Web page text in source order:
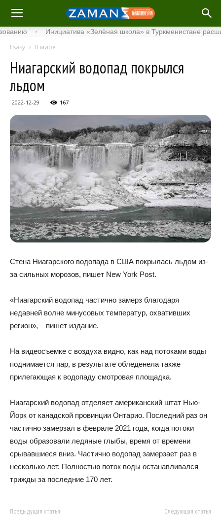
· Инициатива «Зелёная школа» в Туркменистане расширяет
Esasy В мире
Ниагарский водопад покрылся
льдом
2022-12-29 167
Стена Ниагарского водопада в США покрылась льдом из-
за сильных морозов, пишет New York Post.
«Ниагарский водопад частично замерз благодаря
недавней волне минусовых температур, охвативших
регион», – пишет издание.
На видеосъемке с воздуха видно, как над потоками воды
поднимается пар, в результате обледенела также
прилегающая к водопаду смотровая площадка.
Ниагарский водопад отделяет американский штат Нью-
Йорк от канадской провинции Онтарио. Последний раз он
частично замерзал в феврале 2021 года, когда потоки
воды образовали ледяные глыбы, время от времени
срывавшиеся вниз. Частично водопад замерзает раз в
несколько лет. Полностью поток воды останавливался
трижды за последние 170 лет.
Предыдущая статья Следующая статья